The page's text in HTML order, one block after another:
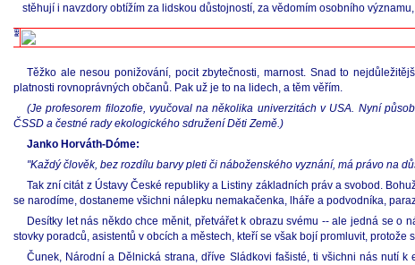
stěhují i navzdory obtížím za lidskou důstojností, za vědomím osobního
Těžko ale nesou ponižování, pocit zbytečnosti, marnost. Snad to
platnosti rovnoprávných občanů. Pak už je to na lidech, a těm věřím.
(Je profesorem filozofie, vyučoval na několika univerzitách v USA. Nyní
ČSSD a čestné rady ekologického sdružení Děti Země.)
Janko Horváth-Dóme:
"Každý člověk, bez rozdílu barvy pleti či náboženského vyznání, má právo na
Tak zní citát z Ústavy České republiky a Listiny základních práv a svobod.
se narodíme, dostaneme všichni nálepku nemakačenka, lháře a podvodníka,
Desítky let nás někdo chce měnit, přetvářet k obrazu svému -- ale jedná se o
stovky poradců, asistentů v obcích a městech, kteří se však bojí promluvit,
Čunek, Národní a Dělnická strana, dříve Sládkovi fašisté, ti všichni nás nutí